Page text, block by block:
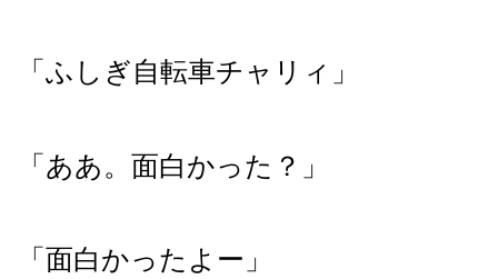
「ふしぎ自転車チャリィ」
「ああ。面白かった？」
「面白かったよー」